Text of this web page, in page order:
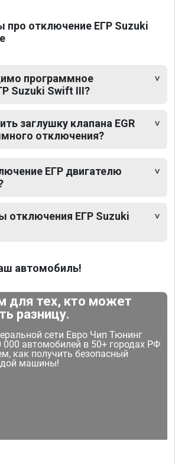
про отключение ЕГР Suzuki
программное
Suzuki Swift III?
заглушку клапана EGR
отключения?
ЕГР двигателю
отключения ЕГР Suzuki
автомобиль!
для тех, кто может
разницу.
сети Евро Чип Тюнинг
автомобилей в 50+ городах РФ
как получить безопасный
машины!